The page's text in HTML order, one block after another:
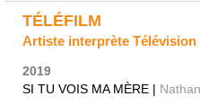
TÉLÉFILM
Artiste interprète Télévision
2019
SI TU VOIS MA MÈRE |